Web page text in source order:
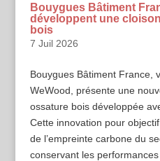
Bouygues Bâtiment
développent une
bois
7 Juil 2026
Bouygues Bâtiment France,
WeWood, présente une
ossature bois développée
Cette innovation pour
de l’empreinte carbone du
conservant les